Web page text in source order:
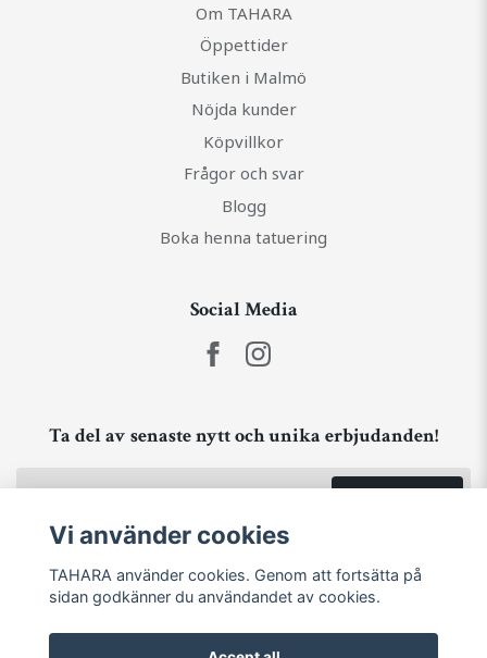
Om TAHARA
Öppettider
Butiken i Malmö
Nöjda kunder
Köpvillkor
Frågor och svar
Blogg
Boka henna tatuering
Social Media
Ta del av senaste nytt och unika erbjudanden!
Vi använder cookies
TAHARA använder cookies. Genom att fortsätta på
sidan godkänner du användandet av cookies.